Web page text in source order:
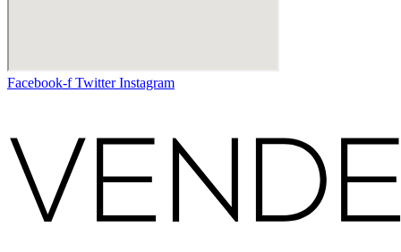
Facebook-f Twitter Instagram